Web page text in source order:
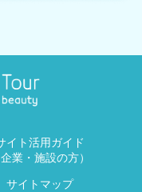
イト活用ガイド
企業・施設の方）
サイトマップ